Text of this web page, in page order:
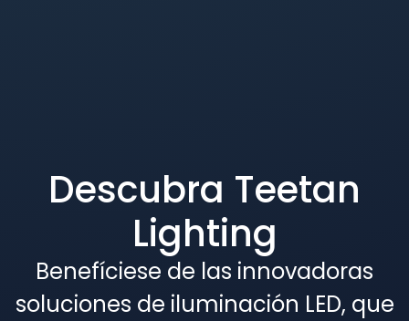
Descubra Teetan
Lighting
Benefíciese de las innovadoras
soluciones de iluminación LED, que